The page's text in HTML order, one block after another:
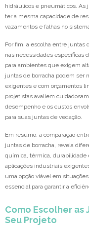
hidráulicos e pneumáticos. As
ter a mesma capacidade de
vazamentos e falhas no
Por fim, a escolha entre juntas
nas necessidades específicas
para ambientes que exigem
juntas de borracha podem ser
exigentes e com orçamentos
projetistas avaliem
desempenho e os custos
para suas juntas de vedação.
Em resumo, a comparação
juntas de borracha, revela
química, térmica, durabilidade
aplicações industriais
uma opção viável em
essencial para garantir a
Como Escolher as
Seu Projeto